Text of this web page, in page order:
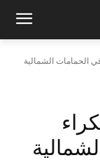
الحمامات الشمالية (
(